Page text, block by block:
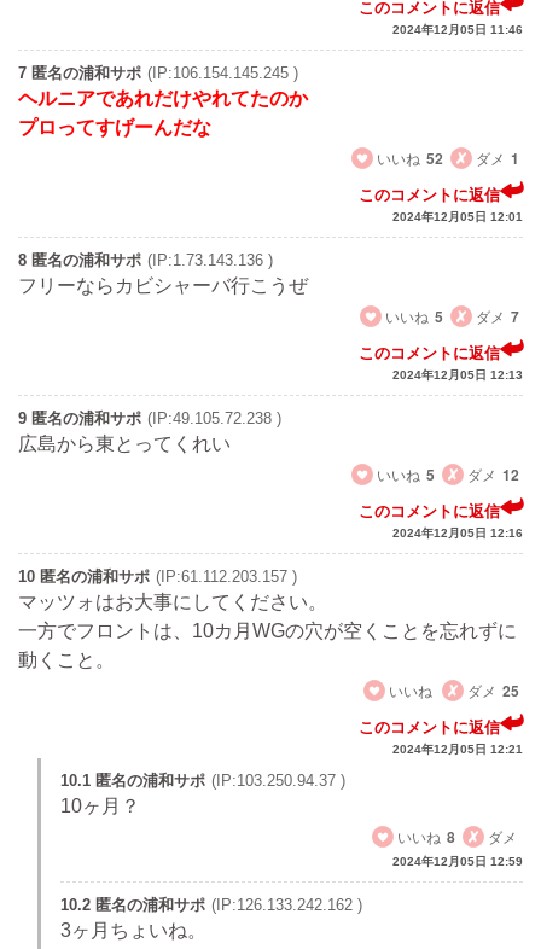
このコメントに返信
2024年12月05日 11:46
7 匿名の浦和サポ (IP:106.154.145.245 )
ヘルニアであれだけやれてたのか
プロってすげーんだな
いいね 52 ダメ 1
このコメントに返信
2024年12月05日 12:01
8 匿名の浦和サポ (IP:1.73.143.136 )
フリーならカビシャーバ行こうぜ
いいね 5 ダメ 7
このコメントに返信
2024年12月05日 12:13
9 匿名の浦和サポ (IP:49.105.72.238 )
広島から東とってくれい
いいね 5 ダメ 12
このコメントに返信
2024年12月05日 12:16
10 匿名の浦和サポ (IP:61.112.203.157 )
マッツォはお大事にしてください。
一方でフロントは、10カ月WGの穴が空くことを忘れずに
動くこと。
いいね
ダメ 25
このコメントに返信
2024年12月05日 12:21
10.1 匿名の浦和サポ (IP:103.250.94.37 )
10ヶ月？
いいね 8 ダメ
2024年12月05日 12:59
10.2 匿名の浦和サポ (IP:126.133.242.162 )
3ヶ月ちょいね。